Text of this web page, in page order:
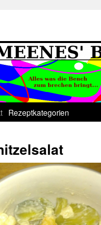
Rezeptkategorien